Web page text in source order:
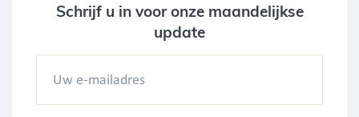
Schrijf u in voor onze maandelijkse
update